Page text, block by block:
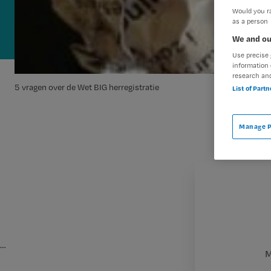
5 vragen over de Wet BIG herregistratie
…
Would you
as a person
We and
Use
information
research
List of
Manage